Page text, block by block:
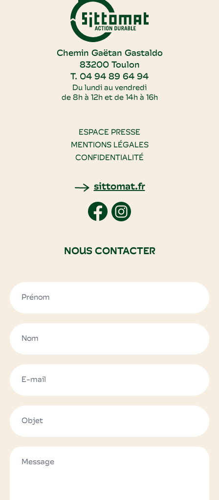
Chemin Gaëtan Gastaldo
83200 Toulon
T. 04 94 89 64 94
Du lundi au vendredi
de 8h à 12h et de 14h à 16h
ESPACE PRESSE
MENTIONS LÉGALES
CONFIDENTIALITÉ
sittomat.fr
NOUS CONTACTER